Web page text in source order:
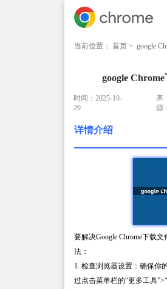
当前位置： 首页 > google
google
时间：2025-10-
29
来
源：
详情介绍
要解决Google Chrome下载
法：
1. 检查浏览器设置：确保你
过点击菜单栏的“更多工具